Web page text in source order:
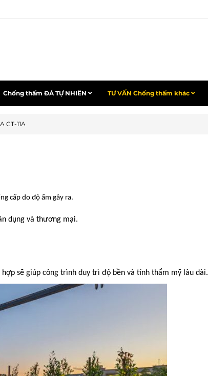
Chống thấm ĐÁ TỰ NHIÊN TƯ VẤN Chống thấm khác
CT-11A
cấp do độ ẩm gây ra.
dụng và thương mại.
sẽ giúp công trình duy trì độ bền và tính thẩm mỹ lâu dài.